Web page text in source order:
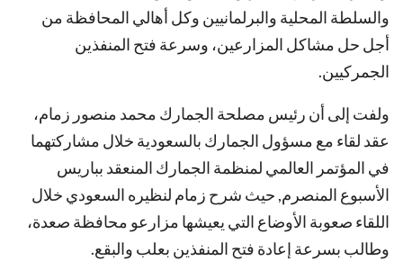
والسلطة المحلية والبرلمانيين وكل أهالي المحافظة من
أجل حل مشاكل المزارعين، وسرعة فتح المنفذين
الجمركيين.
ولفت إلى أن رئيس مصلحة الجمارك محمد منصور زمام،
عقد لقاء مع مسؤول الجمارك بالسعودية خلال مشاركتهما
في المؤتمر العالمي لمنظمة الجمارك المنعقد بباريس
الأسبوع المنصرم, حيث شرح زمام لنظيره السعودي خلال
اللقاء صعوبة الأوضاع التي يعيشها مزارعو محافظة صعدة،
وطالب بسرعة إعادة فتح المنفذين بعلب والبقع.